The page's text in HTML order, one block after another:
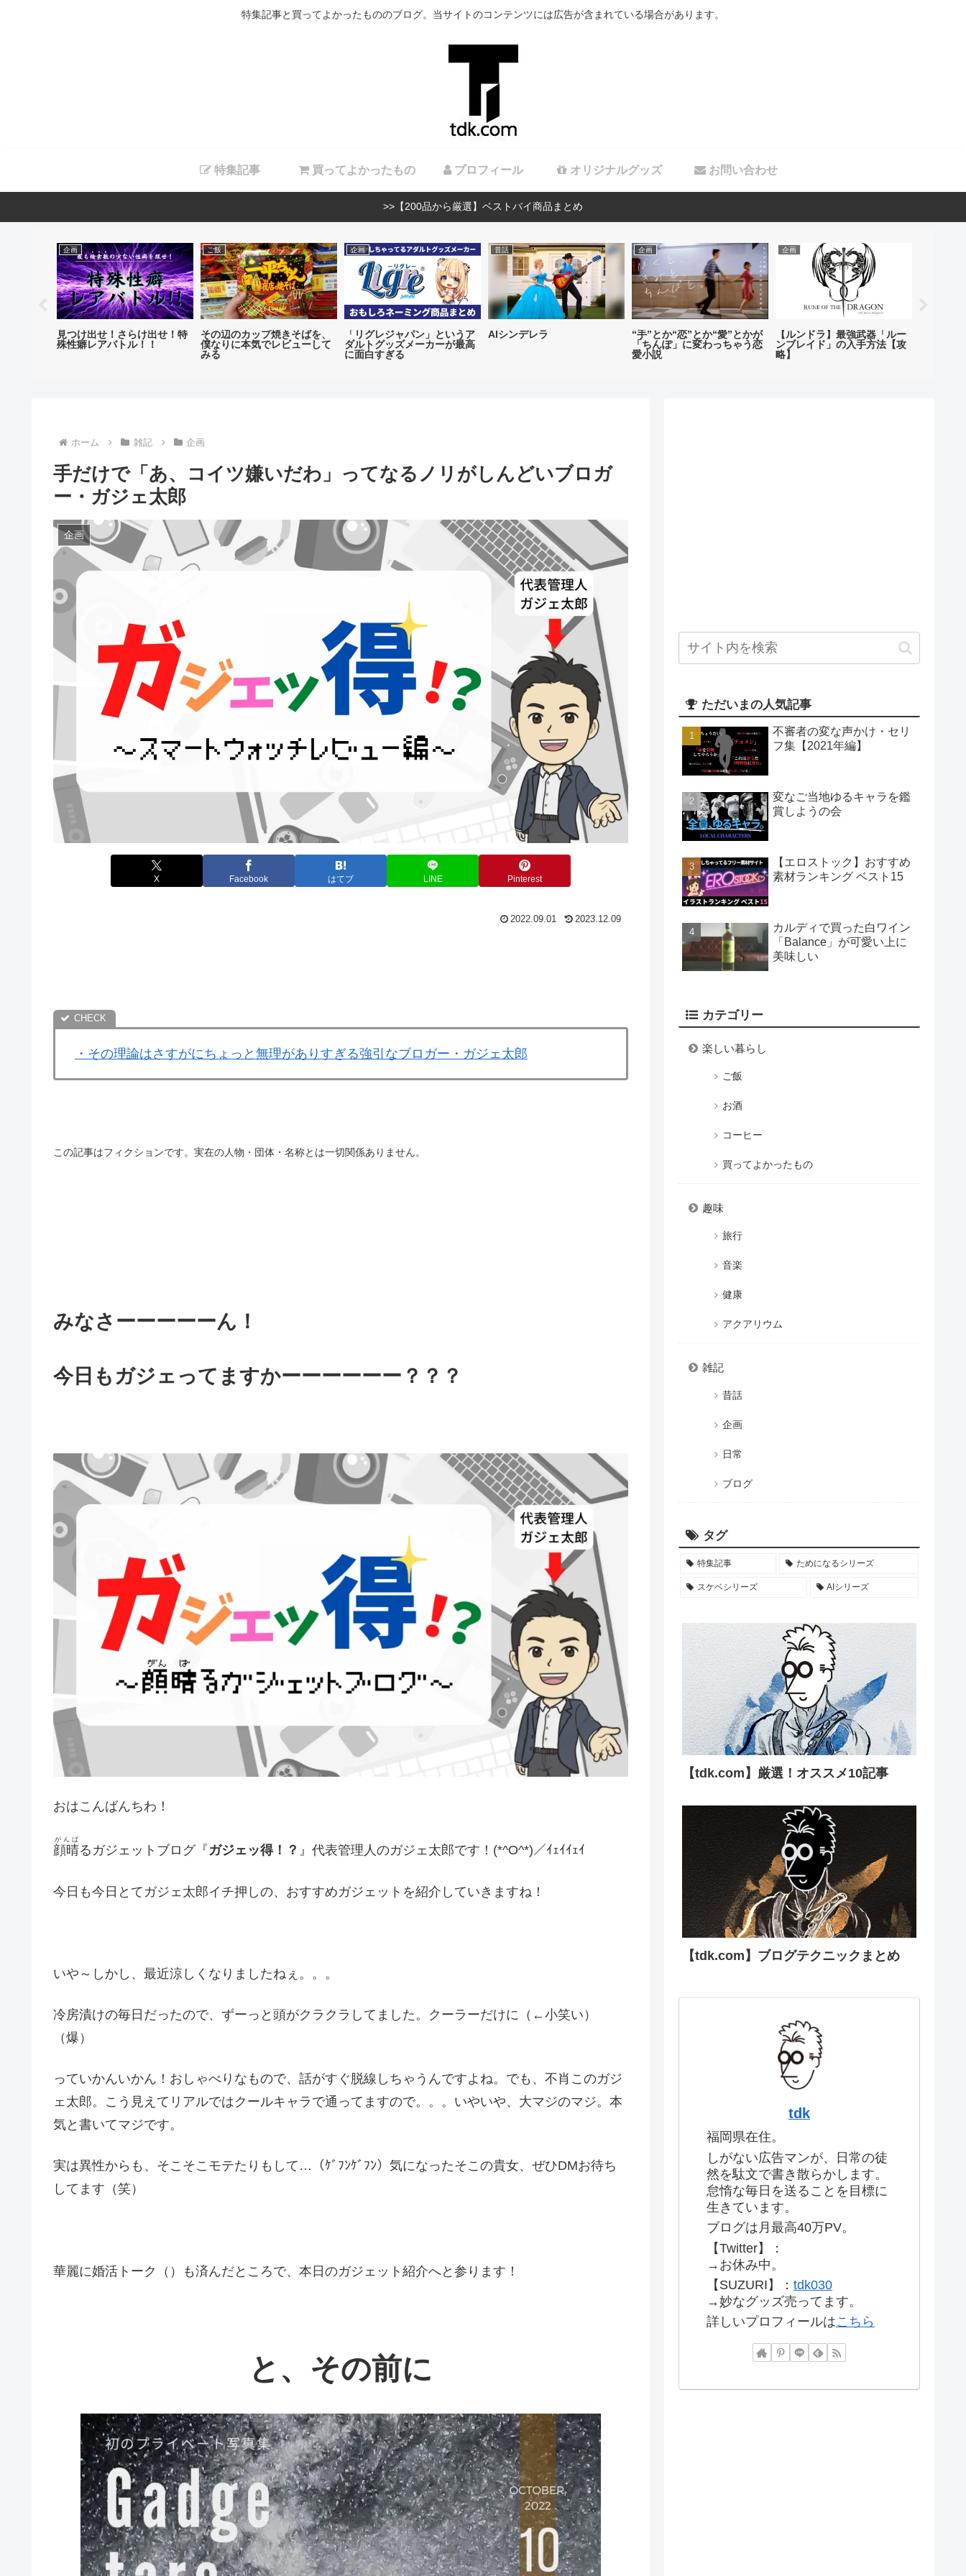
特集記事と買ってよかったもののブログ。当サイトのコンテンツには広告が含まれている場合があります。
特集記事 買ってよかったもの プロフィール オリジナルグッズ お問い合わせ
>>【200品から厳選】ベストバイ商品まとめ
企画
見つけ出せ！さらけ出せ！特
殊性癖レアバトル！！
ご飯
その辺のカップ焼きそばを、
僕なりに本気でレビューして
みる
企画
「リグレジャパン」というア
ダルトグッズメーカーが最高
に面白すぎる
昔話
AIシンデレラ
企画
“手”とか“恋”とか“愛”とかが
「ちんぽ」に変わっちゃう恋
愛小説
企画
【ルンドラ】最強武器「ルー
ンブレイド」の入手方法【攻
略】
ホーム 雑記 企画
手だけで「あ、コイツ嫌いだわ」ってなるノリがしんどいブロガ
ー・ガジェ太郎
企画
X Facebook はてブ LINE Pinterest
2022.09.01 2023.12.09
・その理論はさすがにちょっと無理がありすぎる強引なブロガー・ガジェ太郎
この記事はフィクションです。実在の人物・団体・名称とは一切関係ありません。
みなさーーーーーん！
今日もガジェってますかーーーーーー？？？
おはこんばんちわ！
顔晴
がんば
るガジェットブログ『 ガジェッ得！？ 』代表管理人のガジェ太郎です！(*^O^*)／ｲｪｲｲｪｲ
今日も今日とてガジェ太郎イチ押しの、おすすめガジェットを紹介していきますね！
いや～しかし、最近涼しくなりましたねぇ。。。
冷房漬けの毎日だったので、ずーっと頭がクラクラしてました。クーラーだけに（←小笑い）
（爆）
っていかんいかん！おしゃべりなもので、話がすぐ脱線しちゃうんですよね。でも、不肖このガジ
ェ太郎。こう見えてリアルではクールキャラで通ってますので。。。いやいや、大マジのマジ。本
気と書いてマジです。
実は異性からも、そこそこモテたりもして…（ｹﾞﾌﾝｹﾞﾌﾝ）気になったそこの貴女、ぜひDMお待ち
してます（笑）
華麗に婚活トーク（）も済んだところで、本日のガジェット紹介へと参ります！
と、その前に
ただいまの人気記事
不審者の変な声かけ・セリ
フ集【2021年編】
変なご当地ゆるキャラを鑑
賞しようの会
【エロストック】おすすめ
素材ランキング ベスト15
カルディで買った白ワイン
「Balance」が可愛い上に
美味しい
カテゴリー
楽しい暮らし
ご飯
お酒
コーヒー
買ってよかったもの
趣味
旅行
音楽
健康
アクアリウム
雑記
昔話
企画
日常
ブログ
タグ
特集記事 ためになるシリーズ
スケベシリーズ AIシリーズ
【tdk.com】厳選！オススメ10記事
【tdk.com】ブログテクニックまとめ
tdk
福岡県在住。
しがない広告マンが、日常の徒
然を駄文で書き散らかします。
怠惰な毎日を送ることを目標に
生きています。
ブログは月最高40万PV。
【Twitter】：
→お休み中。
【SUZURI】： tdk030
→妙なグッズ売ってます。
詳しいプロフィールはこちら